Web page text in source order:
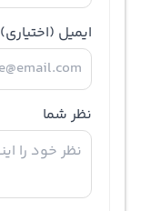
ایمیل (اختیاری)
نظر شما